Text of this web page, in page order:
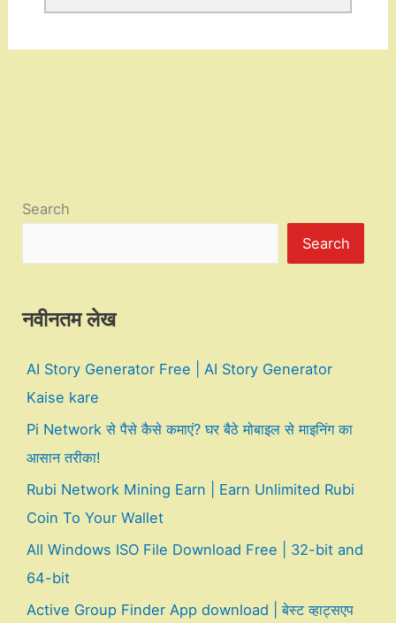
Search
Search
नवीनतम लेख
AI Story Generator Free | AI Story Generator
Kaise kare
Pi Network से पैसे कैसे कमाएं? घर बैठे मोबाइल से माइनिंग का
आसान तरीका!
Rubi Network Mining Earn | Earn Unlimited Rubi
Coin To Your Wallet
All Windows ISO File Download Free | 32-bit and
64-bit
Active Group Finder App download | बेस्ट व्हाट्सएप